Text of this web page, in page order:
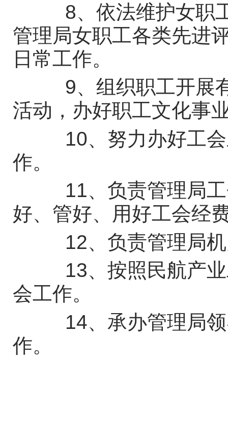
8、依法维护女职工
管理局女职工各类先进
日常工作。
9、组织职工开展有
活动，办好职工文化事
10、努力办好工会
作。
11、负责管理局工
好、管好、用好工会经
12、负责管理局机
13、按照民航产业
会工作。
14、承办管理局领
作。